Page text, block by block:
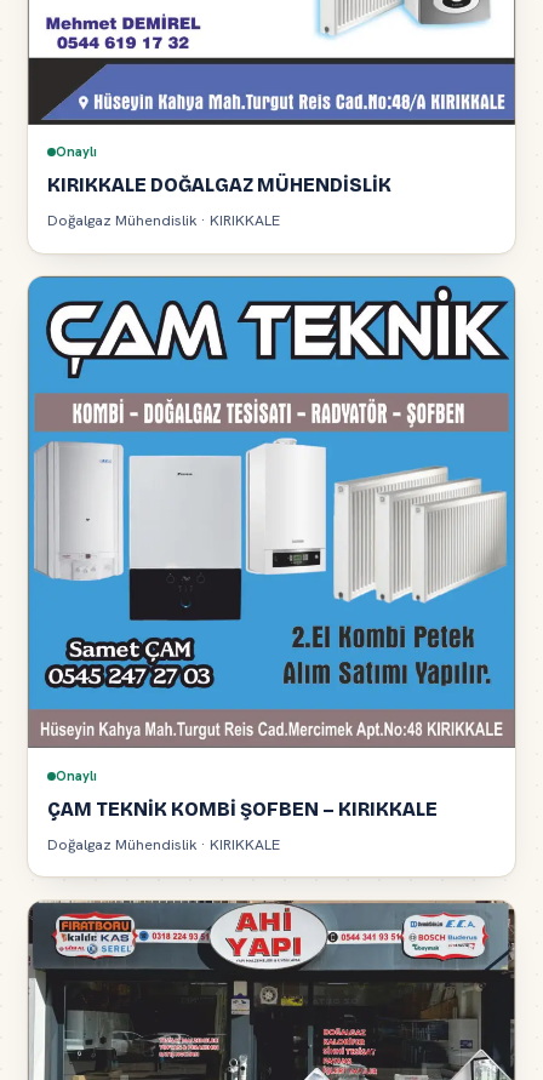
Onaylı
KIRIKKALE DOĞALGAZ MÜHENDİSLİK
Doğalgaz Mühendislik · KIRIKKALE
Onaylı
ÇAM TEKNİK KOMBİ ŞOFBEN – KIRIKKALE
Doğalgaz Mühendislik · KIRIKKALE